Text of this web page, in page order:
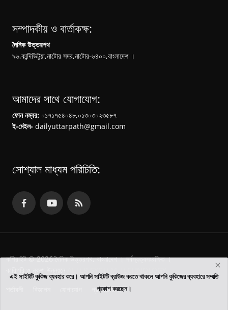
সম্পাদকীয় ও বার্তাকক্ষ:
দৈনিক উত্তরপথ
৯৬,কান্দিভিটুয়া,নাটোর সদর,নাটোর-৬৪০০,বাংলাদেশ ।
আমাদের সাথে যোগাযোগ:
ফোন নম্বর: ০১৭১৭৫৪০৪৮,০১৩০৩০২৩৫৮৭
ই-মেইল- dailyuttarpath@gmail.com
সোশ্যাল মাধ্যম পরিচিতি:
কপিরাইট ©2026দৈনিক উত্তরপথ, বাংলাদেশ । সর্বস্বত্বসংরক্ষিত ।
প্রাইভেসী
এই সাইটটি কুকিজ ব্যবহার করে। আপনি সাইটটি ব্রাউজ করতে থাকলে আপনি কুকিজের ব্যবহারে সম্মতি
প্রকাশ করছেন।